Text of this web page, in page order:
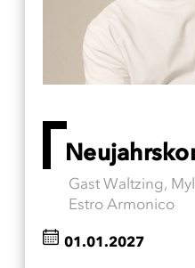
Gast Waltzing,
Estro Armonico
01.01.2027